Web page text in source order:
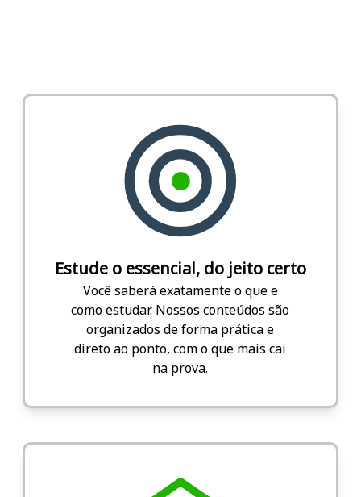
Estude o essencial, do jeito certo
Você saberá exatamente o que e
como estudar. Nossos conteúdos são
organizados de forma prática e
direto ao ponto, com o que mais cai
na prova.